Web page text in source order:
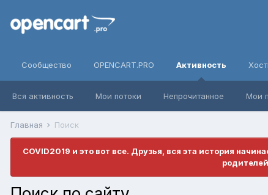
Сообщество OPENCART.PRO Активность
Вся активность Мои потоки Непрочитанное Мои
Главная Поиск
COVID2019 и это вот все. Друзья, вся эта история